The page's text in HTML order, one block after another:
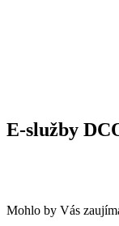
E-služby
Mohlo by Vás